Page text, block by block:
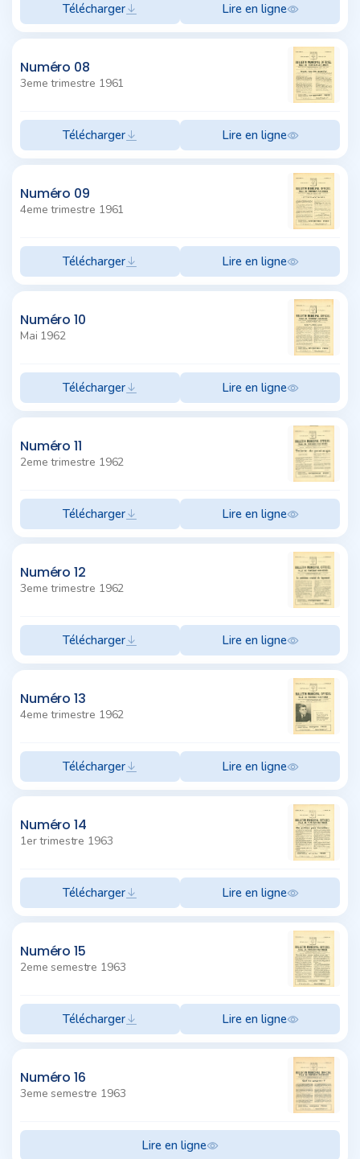
Télécharger Lire en ligne
Numéro 08
3eme trimestre 1961
Télécharger Lire en ligne
Numéro 09
4eme trimestre 1961
Télécharger Lire en ligne
Numéro 10
Mai 1962
Télécharger Lire en ligne
Numéro 11
2eme trimestre 1962
Télécharger Lire en ligne
Numéro 12
3eme trimestre 1962
Télécharger Lire en ligne
Numéro 13
4eme trimestre 1962
Télécharger Lire en ligne
Numéro 14
1er trimestre 1963
Télécharger Lire en ligne
Numéro 15
2eme semestre 1963
Télécharger Lire en ligne
Numéro 16
3eme semestre 1963
Lire en ligne